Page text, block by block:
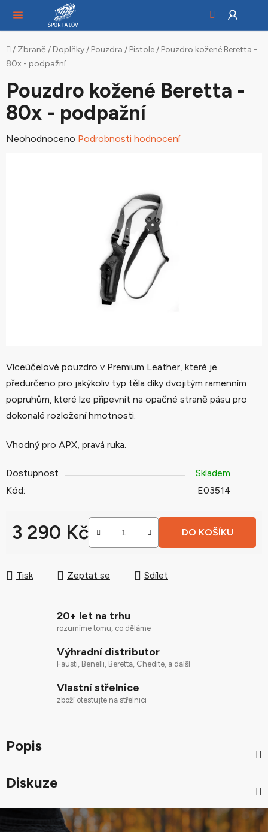
obsah
Domů
/ Zbraně / Doplňky/ Pouzdra / Pistole/ Pouzdro kožené Beretta -
80x - podpažní
Víceúčelové pouzdro v Premium Leather, které je
předurčeno pro jakýkoliv typ těla díky dvojitým ramenním
popruhům, které lze připevnit na opačné straně pásu pro
dokonalé rozložení hmotnosti.
Vhodný pro APX, pravá ruka.
Dostupnost
Skladem
Kód:
E03514
3 290 Kč DO KOŠÍKU
Tisk Zeptat se Sdílet
Pouzdro kožené Beretta -
80x - podpažní
Průměrné
Neohodnoceno Podrobnosti hodnocení
20+ let na trhu
rozumíme tomu, co děláme
Výhradní distributor
Fausti, Benelli, Beretta, Chedite, a další
Vlastní střelnice
zboží otestujte na střelnici
Popis
Diskuze